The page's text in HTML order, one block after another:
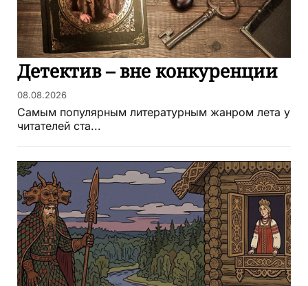
Детектив – вне конкуренции
08.08.2026
Самым популярным литературным жанром лета у
читателей ста...